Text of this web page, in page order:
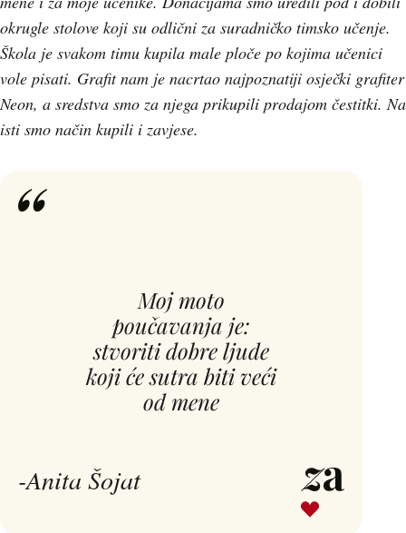
okrugle stolove koji su odlični za suradničko timsko učenje.
Škola je svakom timu kupila male ploče po kojima učenici
vole pisati. Grafit nam je nacrtao najpoznatiji osječki grafiter
Neon, a sredstva smo za njega prikupili prodajom čestitki. Na
isti smo način kupili i zavjese.
Moj moto
poučavanja je:
stvoriti dobre ljude
koji će sutra biti veći
od mene
-Anita Šojat